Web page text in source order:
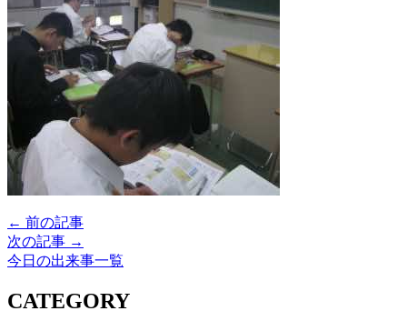
← 前の記事
次の記事 →
今日の出来事一覧
CATEGORY